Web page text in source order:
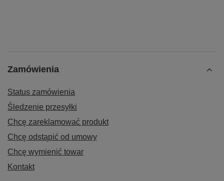
Zamówienia
Status zamówienia
Śledzenie przesyłki
Chcę zareklamować produkt
Chcę odstąpić od umowy
Chcę wymienić towar
Kontakt